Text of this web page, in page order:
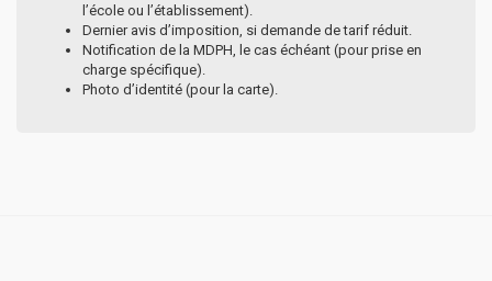
l’école ou l’établissement).
Dernier avis d’imposition, si demande de tarif réduit.
Notification de la MDPH, le cas échéant (pour prise en
charge spécifique).
Photo d’identité (pour la carte).